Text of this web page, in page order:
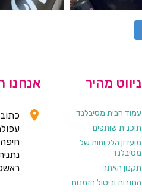
אנחנו
נתניה -
ניווט מהיר
עמוד הבית מסיבלנד
תוכנית שותפים
מועדון הלקוחות של
מסיבלנד
תקנון האתר
החזרות וביטול הזמנות